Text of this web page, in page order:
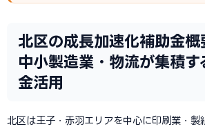
北区の成長加速化補助金概
中小製造業・物流が集積す
金活用
北区は王子・赤羽エリアを中心に印刷業・製